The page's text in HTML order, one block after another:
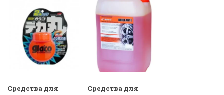
Средства для
Средства для